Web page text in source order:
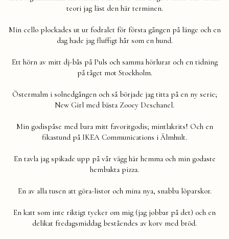
teori jag läst den här terminen.
Min cello plockades ut ur fodralet för första gången på länge och en
dag hade jag fluffigt hår som en hund.
Ett hörn av mitt dj-bås på Puls och samma hörlurar och en tidning
på tåget mot Stockholm.
Östermalm i solnedgången och så började jag titta på en ny serie;
New Girl med bästa Zooey Deschanel.
Min godispåse med bara mitt favoritgodis; mintlakrits! Och en
fikastund på IKEA Communications i Älmhult.
En tavla jag spikade upp på vår vägg här hemma och min godaste
hembakta pizza.
En av alla tusen att göra-listor och mina nya, snabba löparskor.
En katt som inte riktigt tycker om mig (jag jobbar på det) och en
delikat fredagsmiddag beståendes av korv med bröd.